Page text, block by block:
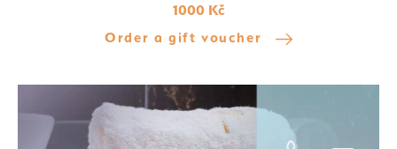
1000 Kč
Order a gift voucher